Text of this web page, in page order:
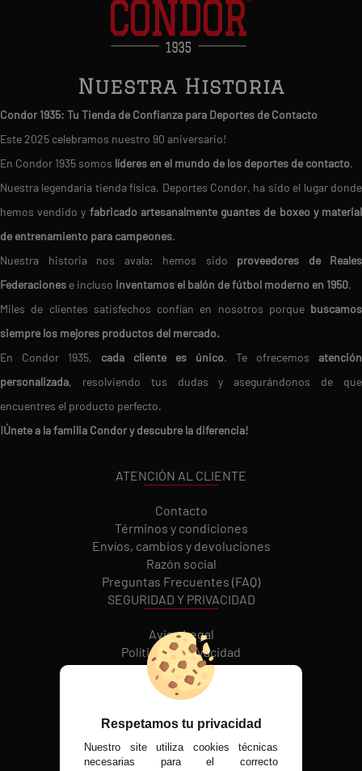
Nuestra Historia
Condor 1935: Tu Tienda de Confianza para Deportes de Contacto
Este 2025 celebramos nuestro 90 aniversario!
En Condor 1935 somos líderes en el mundo de los deportes de contacto.
Nuestra legendaria tienda física, Deportes Condor, ha sido el lugar donde
hemos vendido y fabricado artesanalmente guantes de boxeo y material
de entrenamiento para campeones.
Nuestra historia nos avala: hemos sido proveedores de Reales
Federaciones e incluso inventamos el balón de fútbol moderno en 1950.
Miles de clientes satisfechos confían en nosotros porque buscamos
siempre los mejores productos del mercado.
En Condor 1935, cada cliente es único. Te ofrecemos atención
personalizada, resolviendo tus dudas y asegurándonos de que
encuentres el producto perfecto.
¡Únete a la familia Condor y descubre la diferencia!
ATENCIÓN AL CLIENTE
Contacto
Términos y condiciones
Envíos, cambios y devoluciones
Razón social
Preguntas Frecuentes (FAQ)
SEGURIDAD Y PRIVACIDAD
Aviso Legal
Política de Privacidad
Política de cookies
REDES SOCIALES
MÉTODOS DE PAGO
Respetamos tu privacidad
Nuestro site utiliza cookies técnicas
necesarias para el correcto